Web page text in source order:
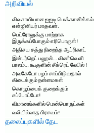
அறிவியல்
விவசாயியான ஐஐடி மெக்கானிக்கல்
என்ஜீனியர் மாதவன்.
பெட்ரோலுக்கு மாற்றாக
இருக்கப்போகும் எரிபொருள்!
அதிசய சத்து நிறைந்த ஆப்ரிகாட்
இன்டர்நெட் பலூன்… விண்வெளி
பாலம்… கூகுளின் சீக்ரெட் லேபில் !
அவகேடோ பழம் சாப்பிடுவதால்
கிடைக்கும் நன்மைகள்
கொழுப்பைக் குறைக்கும்
சப்போட்டோ!
விமானங்களில் மென்பொருட்கள்
வலியில்லாத பிரசவம்!
தலைப்புகளில் தேட